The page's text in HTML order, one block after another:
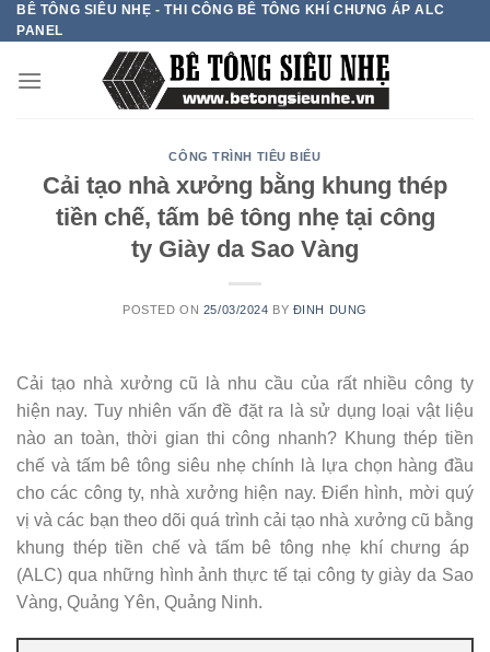
Skip
to
BÊ TÔNG SIÊU NHẸ - THI CÔNG BÊ TÔNG KHÍ CHƯNG ÁP ALC
PANEL
CÔNG TRÌNH TIÊU BIỂU
Cải tạo nhà xưởng bằng khung thép
tiền chế, tấm bê tông nhẹ tại công
ty Giày da Sao Vàng
POSTED ON 25/03/2024 BY ĐINH DUNG
Cải tạo nhà xưởng cũ là nhu cầu của rất nhiều công ty
hiện nay. Tuy nhiên vấn đề đặt ra là sử dụng loại vật liệu
nào an toàn, thời gian thi công nhanh? Khung thép tiền
chế và tấm bê tông siêu nhẹ chính là lựa chọn hàng đầu
cho các công ty, nhà xưởng hiện nay. Điển hình, mời quý
vị và các bạn theo dõi quá trình cải tạo nhà xưởng cũ bằng
khung thép tiền chế và tấm bê tông nhẹ khí chưng áp
(ALC) qua những hình ảnh thực tế tại công ty giày da Sao
Vàng, Quảng Yên, Quảng Ninh.